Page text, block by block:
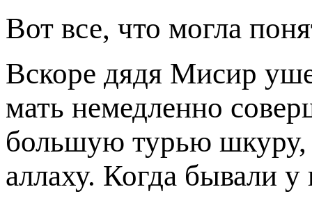
Вот все, что могла
Вскоре дядя Мисир
мать немедленно
большую турью шкуру,
аллаху. Когда бывали